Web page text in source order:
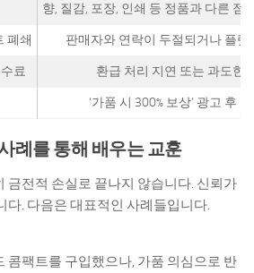
향, 질감, 포장, 인쇄 등 정품과 다른 점
폐쇄 판매자와 연락이 두절되거나 플
료 환급 처리 지연 또는 과도한
‘가품 시 300% 보상’ 광고 후
례를 통해 배우는 교훈
금전적 손실로 끝나지 않습니다. 신뢰가
다. 다음은 대표적인 사례들입니다.
콤팩트를 구입했으나, 가품 의심으로 반